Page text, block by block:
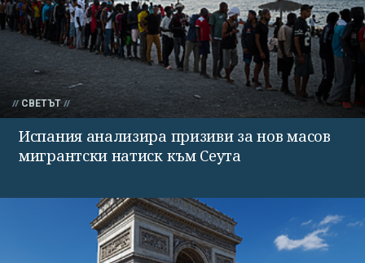
СВЕТЪТ
Испания анализира призиви за нов масов
мигрантски натиск към Сеута